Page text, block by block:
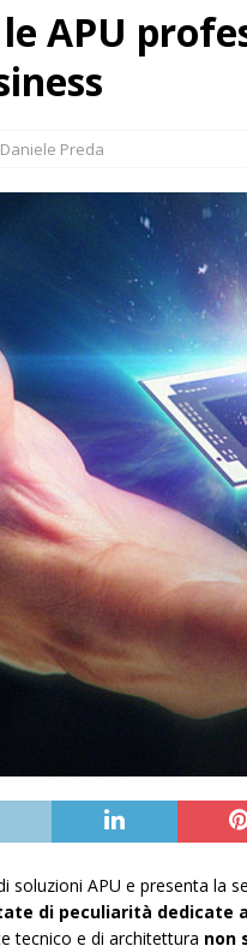
APU
Daniele Preda
soluzioni APU e presenta la
di peculiarità dedicate
tecnico e di architettura non